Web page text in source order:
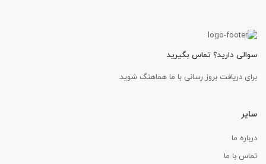
سوالی دارید؟ تماس بگیرید
برای دریافت بروز رسانی با ما هماهنگ شوید.
سایر
درباره ما
تماس با ما